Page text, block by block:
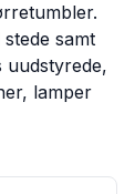
samt
uudstyrede,
lamper